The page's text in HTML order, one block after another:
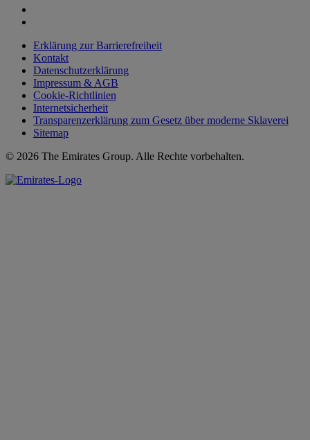
Erklärung zur Barrierefreiheit
Kontakt
Datenschutzerklärung
Impressum & AGB
Cookie-Richtlinien
Internetsicherheit
Transparenzerklärung zum Gesetz über moderne Sklaverei
Sitemap
© 2026 The Emirates Group. Alle Rechte vorbehalten.